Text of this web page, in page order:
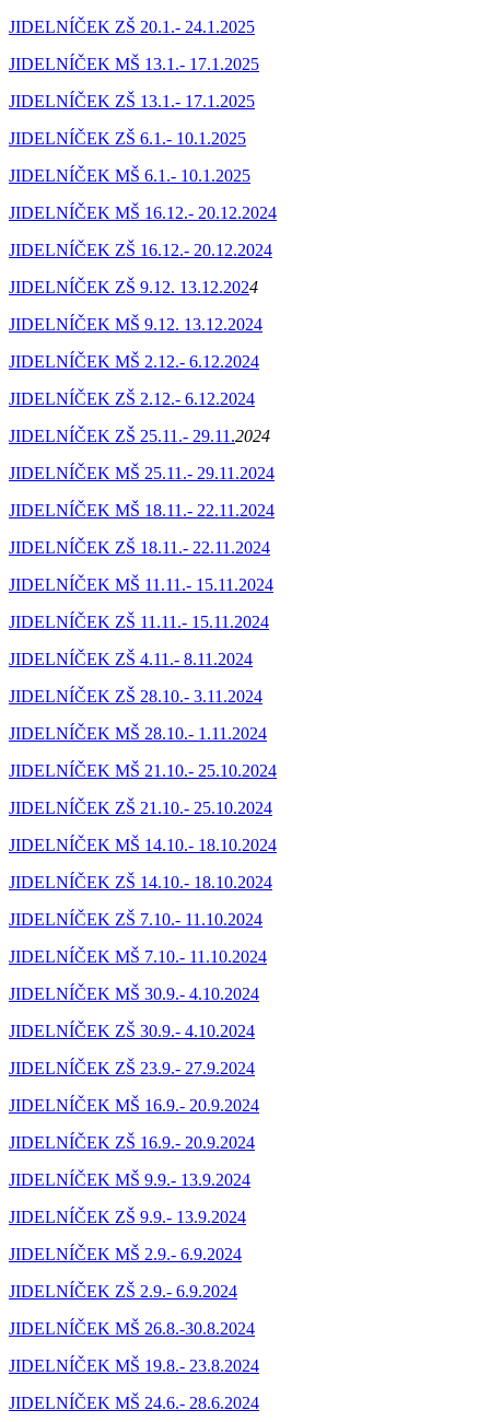
JIDELNÍČEK ZŠ 20.1.- 24.1.2025
JIDELNÍČEK MŠ 13.1.- 17.1.2025
JIDELNÍČEK ZŠ 13.1.- 17.1.2025
JIDELNÍČEK ZŠ 6.1.- 10.1.2025
JIDELNÍČEK MŠ 6.1.- 10.1.2025
JIDELNÍČEK MŠ 16.12.- 20.12.2024
JIDELNÍČEK ZŠ 16.12.- 20.12.2024
JIDELNÍČEK ZŠ 9.12. 13.12.2024
JIDELNÍČEK MŠ 9.12. 13.12.2024
JIDELNÍČEK MŠ 2.12.- 6.12.2024
JIDELNÍČEK ZŠ 2.12.- 6.12.2024
JIDELNÍČEK ZŠ 25.11.- 29.11.2024
JIDELNÍČEK MŠ 25.11.- 29.11.2024
JIDELNÍČEK MŠ 18.11.- 22.11.2024
JIDELNÍČEK ZŠ 18.11.- 22.11.2024
JIDELNÍČEK MŠ 11.11.- 15.11.2024
JIDELNÍČEK ZŠ 11.11.- 15.11.2024
JIDELNÍČEK ZŠ 4.11.- 8.11.2024
JIDELNÍČEK ZŠ 28.10.- 3.11.2024
JIDELNÍČEK MŠ 28.10.- 1.11.2024
JIDELNÍČEK MŠ 21.10.- 25.10.2024
JIDELNÍČEK ZŠ 21.10.- 25.10.2024
JIDELNÍČEK MŠ 14.10.- 18.10.2024
JIDELNÍČEK ZŠ 14.10.- 18.10.2024
JIDELNÍČEK ZŠ 7.10.- 11.10.2024
JIDELNÍČEK MŠ 7.10.- 11.10.2024
JIDELNÍČEK MŠ 30.9.- 4.10.2024
JIDELNÍČEK ZŠ 30.9.- 4.10.2024
JIDELNÍČEK ZŠ 23.9.- 27.9.2024
JIDELNÍČEK MŠ 16.9.- 20.9.2024
JIDELNÍČEK ZŠ 16.9.- 20.9.2024
JIDELNÍČEK MŠ 9.9.- 13.9.2024
JIDELNÍČEK ZŠ 9.9.- 13.9.2024
JIDELNÍČEK MŠ 2.9.- 6.9.2024
JIDELNÍČEK ZŠ 2.9.- 6.9.2024
JIDELNÍČEK MŠ 26.8.-30.8.2024
JIDELNÍČEK MŠ 19.8.- 23.8.2024
JIDELNÍČEK MŠ 24.6.- 28.6.2024